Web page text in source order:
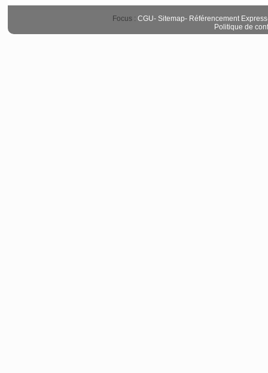
Focus : CGU- Sitemap- Référencement Express
Politique de